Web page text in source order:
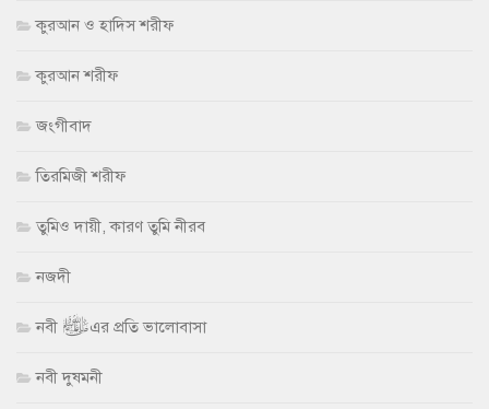
কুরআন ও হাদিস শরীফ
কুরআন শরীফ
জংগীবাদ
তিরমিজী শরীফ
তুমিও দায়ী, কারণ তুমি নীরব
নজদী
নবী ﷺ এর প্রতি ভালোবাসা
নবী দুষমনী